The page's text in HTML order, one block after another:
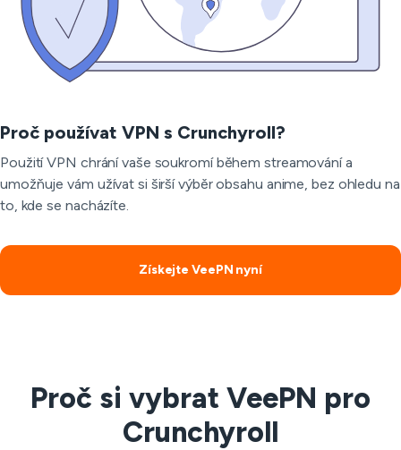
Proč používat VPN s Crunchyroll?
Použití VPN chrání vaše soukromí během streamování a
umožňuje vám užívat si širší výběr obsahu anime, bez ohledu na
to, kde se nacházíte.
Získejte VeePN nyní
Proč si vybrat VeePN pro
Crunchyroll